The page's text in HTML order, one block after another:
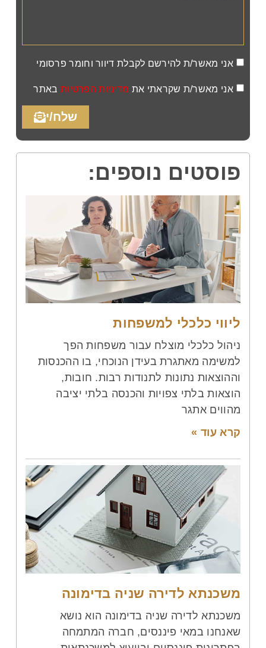
אני מאשר/ת להירשם לקבלת דיוור וחומר פרסומי
אני מאשר/ת שקראתי את מדיניות הפרטיות באתר
שלח/י
פוסטים נוספים:
ליווי כלכלי למשפחות
ניהול כלכלי מוצלח עבור משפחות הפך
למשימה מאתגרת בעידן הנוכחי, בו ההכנסות
וההוצאות נתונות לתנודות רבות. חובות,
הוצאות בלתי צפויות והכנסה בלתי יציבה
מהווים אתגר
קרא עוד »
משכנתא לדירה שניה בדימונה
משכנתא לדירה שניה בדימונה הוא נושא
שאנחנו במאי פיננסים, חברה המתמחה